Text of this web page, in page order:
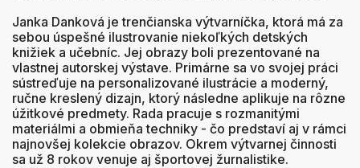
Janka Danková je trenčianska výtvarníčka, ktorá má za
sebou úspešné ilustrovanie niekoľkých detských
knižiek a učebníc. Jej obrazy boli prezentované na
vlastnej autorskej výstave. Primárne sa vo svojej práci
sústreďuje na personalizované ilustrácie a moderný,
ručne kreslený dizajn, ktorý následne aplikuje na rôzne
úžitkové predmety. Rada pracuje s rozmanitými
materiálmi a obmieňa techniky - čo predstaví aj v rámci
najnovšej kolekcie obrazov. Okrem výtvarnej činnosti
sa už 8 rokov venuje aj športovej žurnalistike.